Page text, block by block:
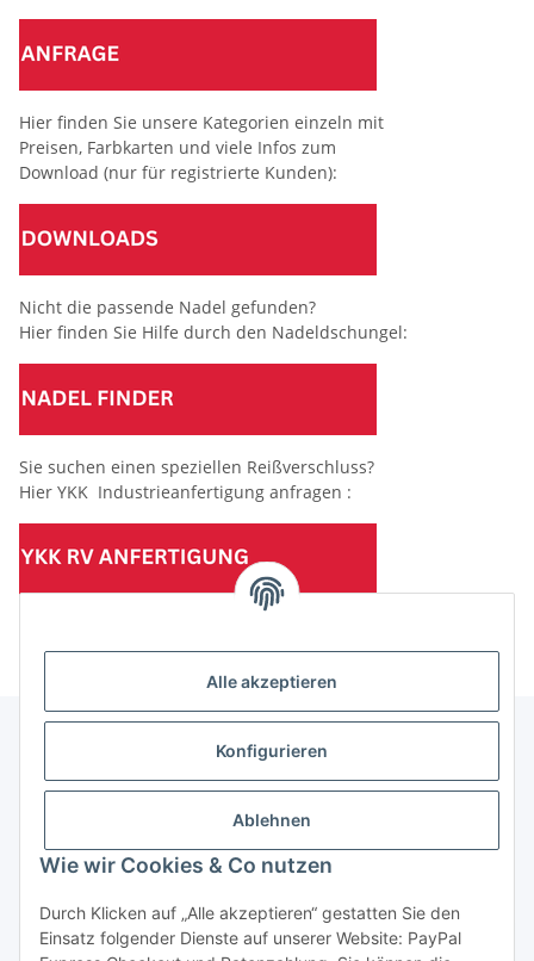
Alle akzeptieren
Konfigurieren
Ablehnen
Wie wir Cookies & Co nutzen
Durch Klicken auf „Alle akzeptieren“ gestatten Sie den
Einsatz folgender Dienste auf unserer Website: PayPal
Hier finden Sie unsere Kategorien einzeln mit
Preisen, Farbkarten und viele Infos zum
Download (nur für registrierte Kunden):
Nicht die passende Nadel gefunden?
Hier finden Sie Hilfe durch den Nadeldschungel:
Sie suchen einen speziellen Reißverschluss?
Hier YKK Industrieanfertigung anfragen :
(Mindesttabnahmemenge 10 Stück je Länge und Farbe)
Informationen
Gesetzliche Informationen
Vertrag widerrufen